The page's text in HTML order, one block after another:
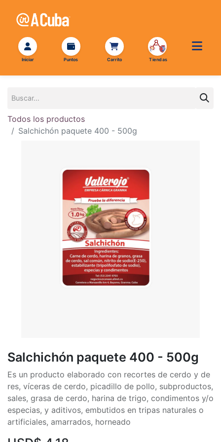
Todos los productos
Salchichón paquete 400 - 500g
Salchichón paquete 400 - 500g
Es un producto elaborado con recortes de cerdo y de
res, víceras de cerdo, picadillo de pollo, subproductos,
sales, grasa de cerdo, harina de trigo, condimentos y/o
especias, y aditivos, embutidos en tripas naturales o
artificiales, amarrados, horneado